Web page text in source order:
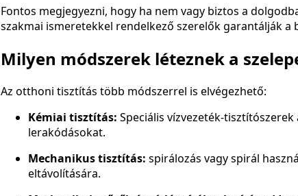
Fontos megjegyezni, hogy ha nem vagy biztos a
szakmai ismeretekkel rendelkező szerelők garantálják
Milyen módszerek léteznek a
Az otthoni tisztítás több módszerrel is elvégezhető:
Kémiai tisztítás: Speciális vízvezeték-
lerakódásokat.
Mechanikus tisztítás: spirálozás vagy spirál
eltávolítására.